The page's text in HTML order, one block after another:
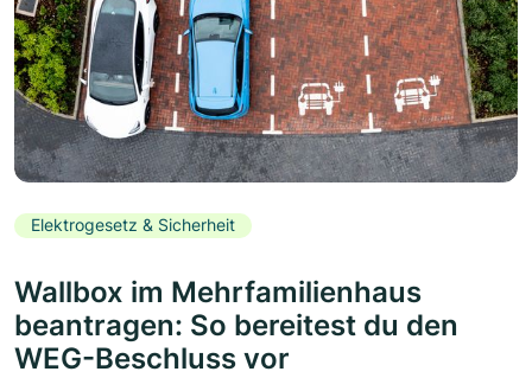
Elektrogesetz & Sicherheit
Wallbox im Mehrfamilienhaus
beantragen: So bereitest du den
WEG-Beschluss vor